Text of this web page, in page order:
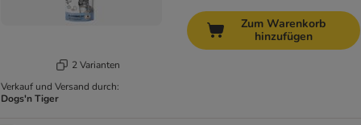
2 Varianten
Verkauf und Versand durch:
Dogs'n Tiger
Zum Warenkorb
hinzufügen